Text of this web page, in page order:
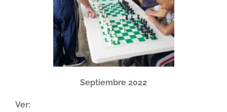
Septiembre 2022
Ver: